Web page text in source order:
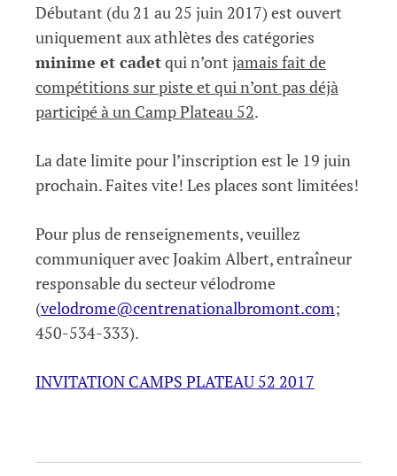
Débutant (du 21 au 25 juin 2017) est ouvert
uniquement aux athlètes des catégories
minime et cadetqui n’ont jamais fait de
compétitions sur piste et qui n’ont pas déjà
participé à un Camp Plateau 52.
La date limite pour l’inscription est le 19 juin
prochain. Faites vite! Les places sont limitées!
Pour plus de renseignements, veuillez
communiquer avec Joakim Albert, entraîneur
responsable du secteur vélodrome
(velodrome@centrenationalbromont.com;
450-534-333).
INVITATION CAMPS PLATEAU 52 2017